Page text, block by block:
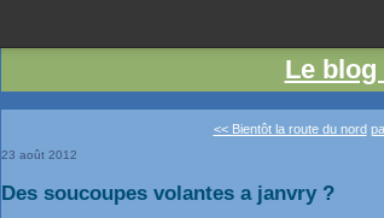
Le blog
<< Bientôt la route du nord
23 août 2012
Des soucoupes volantes a janvry ?